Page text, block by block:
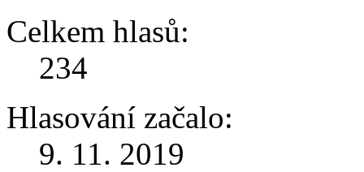
Celkem hlasů:
234
Hlasování začalo:
9. 11. 2019